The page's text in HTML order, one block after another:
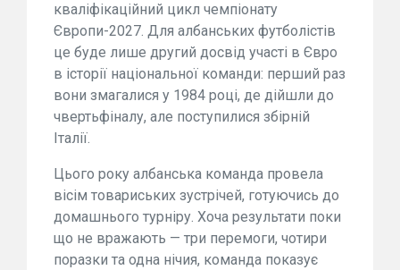
кваліфікаційний цикл чемпіонату
Європи-2027. Для албанських футболістів
це буде лише другий досвід участі в Євро
в історії національної команди: перший раз
вони змагалися у 1984 році, де дійшли до
чвертьфіналу, але поступилися збірній
Італії.
Цього року албанська команда провела
вісім товариських зустрічей, готуючись до
домашнього турніру. Хоча результати поки
що не вражають — три перемоги, чотири
поразки та одна нічия, команда показує